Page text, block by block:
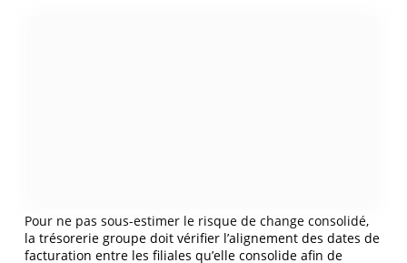
Pour ne pas sous-estimer le risque de change consolidé,
la trésorerie groupe doit vérifier l’alignement des dates de
facturation entre les filiales qu’elle consolide afin de